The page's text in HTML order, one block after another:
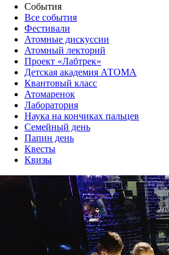
События
Все события
Фестивали
Атомные дискуссии
Атомный лекторий
Проект «Лабтрек»
Детская академия АТОМА
Квантовый класс
Атомаренок
Лаборатория
Наука на кончиках пальцев
Семейный день
Папин день
Квесты
Квизы